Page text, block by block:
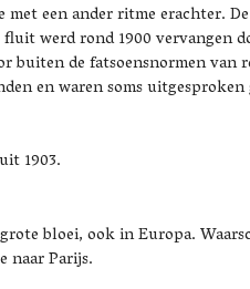
een ander ritme erachter.
fluit werd rond 1900 vervangen
buiten de fatsoensnormen van
en waren soms
1903.
bloei, ook in Europa.
naar Parijs.